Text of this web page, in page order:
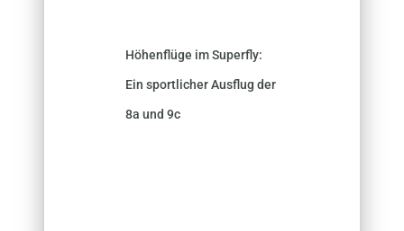
Höhenflüge im Superfly:
Ein sportlicher Ausflug der
8a und 9c